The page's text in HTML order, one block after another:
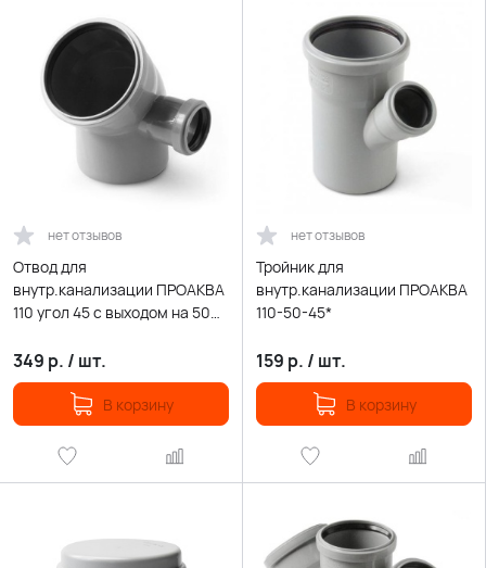
нет отзывов
Отвод для
внутр.канализации ПРОАКВА
110 угол 45 с выходом на 50
349 р. / шт.
В корзину
нет отзывов
Тройник для
внутр.канализации ПРОАКВА
110-50-45*
159 р. / шт.
В корзину